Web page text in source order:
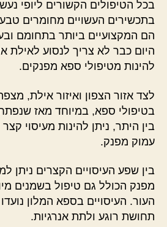
בכל הטיפולים הקשורים ליופי
בתכשירים העשויים מחומרים
הם המקצועיים ביותר בתחומם
היום כבר לא צריך לנסוע לאילת
להינות מטיפולי ספא מפנקים.
לצד אזור הצפון ואיזור אילת,
בטיפולי ספא, במיוחד מאז
בין היתר, ניתן להינות מעיסוי
עמוק מפנק.
בין שפע העיסויים הקצרים ניתן
מפנק הכולל גם טיפול בשמנים
העור. העיסויים בספא המלון
תחושת רוגע ולתת אנרגיות.